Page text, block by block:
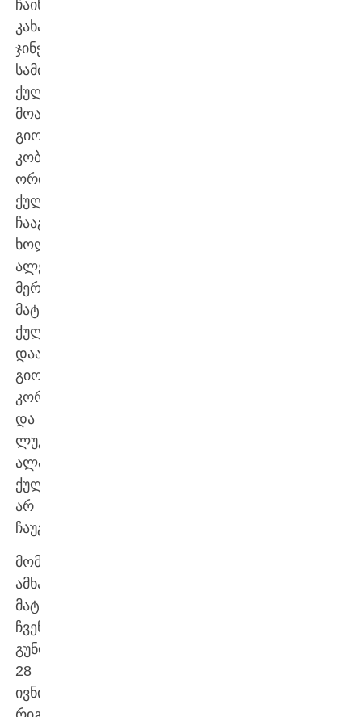
ჩაიწერა;
კახაბერ
ჯინჭარაძემ
სამი
ქულა
მოაგროვა,
გიორგი
კობახიძემ
ორი
ქულა
ჩააგდო,
ხოლო
ალექსანდრე
მერკვილაძემ
მატჩი
ქულით
დაასრულა;
გიორგი
კორსანტიასა
და
ლუკა
ალავიძეს
ქულები
არ
ჩაუგდიათ.
მომდევნო
ამხანაგური
მატჩი
ჩვენს
გუნდს
28
ივნისს,